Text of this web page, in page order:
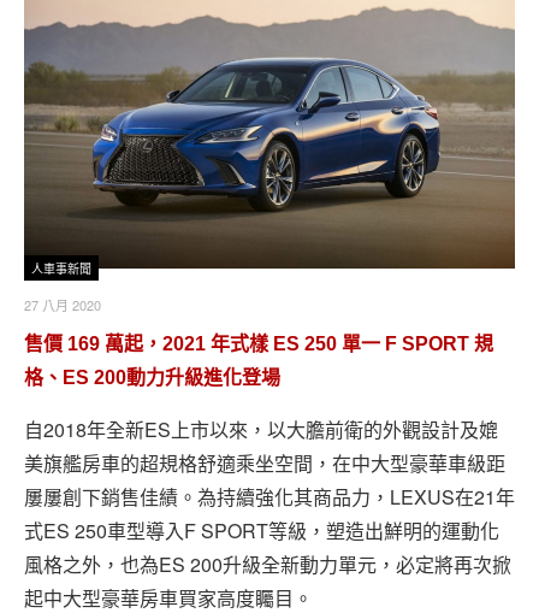
人車事新聞
27 八月 2020
售價 169 萬起，2021 年式樣 ES 250 單一 F SPORT 規
格、ES 200動力升級進化登場
自2018年全新ES上市以來，以大膽前衛的外觀設計及媲
美旗艦房車的超規格舒適乘坐空間，在中大型豪華車級距
屢屢創下銷售佳績。為持續強化其商品力，LEXUS在21年
式ES 250車型導入F SPORT等級，塑造出鮮明的運動化
風格之外，也為ES 200升級全新動力單元，必定將再次掀
起中大型豪華房車買家高度矚目。